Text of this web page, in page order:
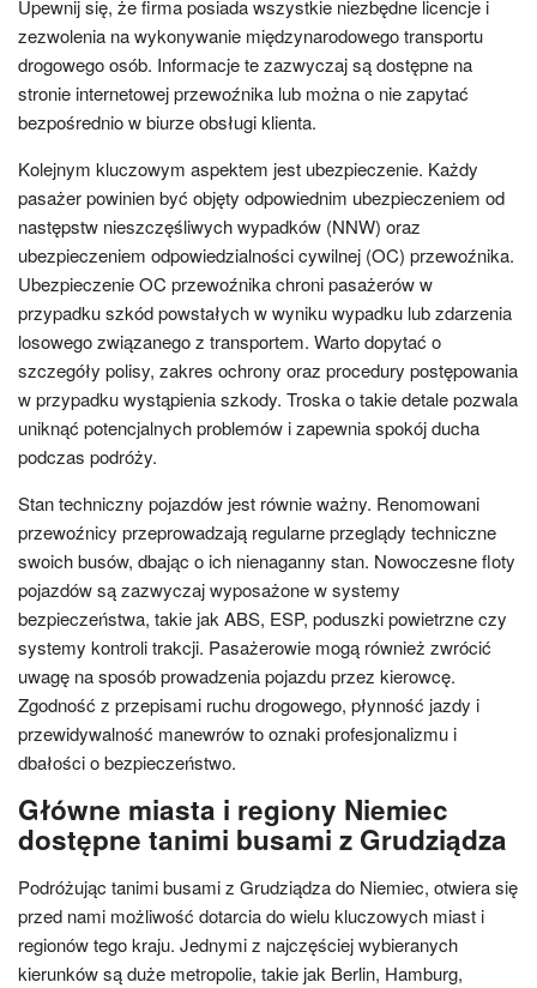
Upewnij się, że firma posiada wszystkie niezbędne licencje i
zezwolenia na wykonywanie międzynarodowego transportu
drogowego osób. Informacje te zazwyczaj są dostępne na
stronie internetowej przewoźnika lub można o nie zapytać
bezpośrednio w biurze obsługi klienta.
Kolejnym kluczowym aspektem jest ubezpieczenie. Każdy
pasażer powinien być objęty odpowiednim ubezpieczeniem od
następstw nieszczęśliwych wypadków (NNW) oraz
ubezpieczeniem odpowiedzialności cywilnej (OC) przewoźnika.
Ubezpieczenie OC przewoźnika chroni pasażerów w
przypadku szkód powstałych w wyniku wypadku lub zdarzenia
losowego związanego z transportem. Warto dopytać o
szczegóły polisy, zakres ochrony oraz procedury postępowania
w przypadku wystąpienia szkody. Troska o takie detale pozwala
uniknąć potencjalnych problemów i zapewnia spokój ducha
podczas podróży.
Stan techniczny pojazdów jest równie ważny. Renomowani
przewoźnicy przeprowadzają regularne przeglądy techniczne
swoich busów, dbając o ich nienaganny stan. Nowoczesne floty
pojazdów są zazwyczaj wyposażone w systemy
bezpieczeństwa, takie jak ABS, ESP, poduszki powietrzne czy
systemy kontroli trakcji. Pasażerowie mogą również zwrócić
uwagę na sposób prowadzenia pojazdu przez kierowcę.
Zgodność z przepisami ruchu drogowego, płynność jazdy i
przewidywalność manewrów to oznaki profesjonalizmu i
dbałości o bezpieczeństwo.
Główne miasta i regiony Niemiec
dostępne tanimi busami z Grudziądza
Podróżując tanimi busami z Grudziądza do Niemiec, otwiera się
przed nami możliwość dotarcia do wielu kluczowych miast i
regionów tego kraju. Jednymi z najczęściej wybieranych
kierunków są duże metropolie, takie jak Berlin, Hamburg,